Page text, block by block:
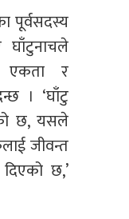
पूर्वसदस्य
एकता र
। ‘घाँटु
छ, यसले
जीवन्त
छ,’